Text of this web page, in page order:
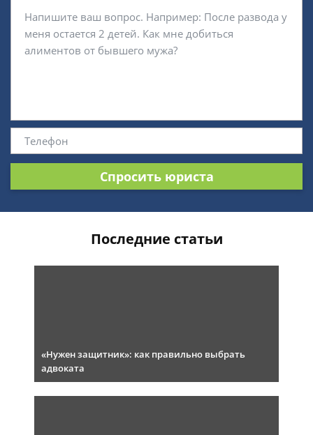
Спросить юриста
Последние статьи
«Нужен защитник»: как правильно выбрать
адвоката